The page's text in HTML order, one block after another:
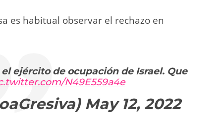
es habitual observar el rechazo en
ejército de ocupación de Israel. Que
N49E559a4e
May 12, 2022